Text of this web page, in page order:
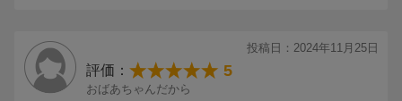
●四国
剣山本宮宝蔵石神社 （徳島）／ 八栗寺 （香川）／ 石鎚神社 （愛
す！
投稿日：2024年11月25日
評価： 5
おばあちゃんだから